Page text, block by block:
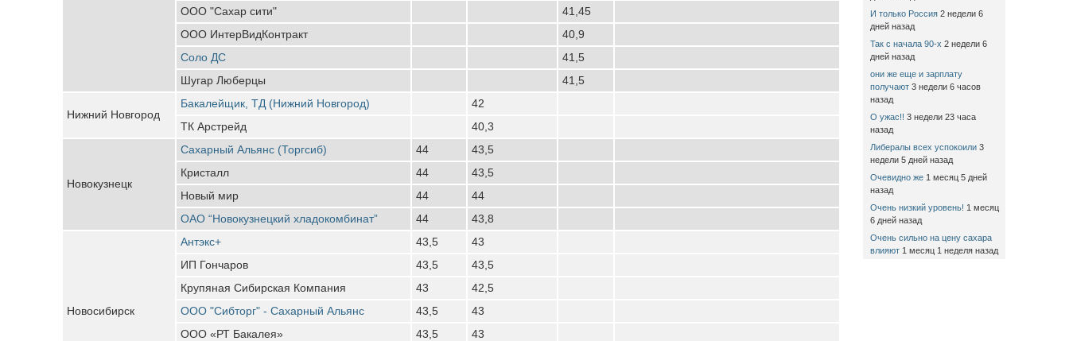
ООО "Сахар сити"
41,45
ООО ИнтерВидКонтракт
40,9
Соло ДС
41,5
Шугар Люберцы
41,5
Нижний Новгород
Бакалейщик, ТД (Нижний Новгород)
42
ТК Арстрейд
40,3
Новокузнецк
Сахарный Альянс (Торгсиб) 44
43,5
Кристалл
44
43,5
Новый мир
44
44
ОАО “Новокузнецкий хладокомбинат”
44 43,8
Новосибирск
Антэкс+ 43,5
43
ИП Гончаров
43,5
43,5
Крупяная Сибирская Компания
43
42,5
ООО "Сибторг" - Сахарный Альянс
43,5
43
ООО «РТ Бакалея»
43,5
43
И только Россия 2 недели 6
дней назад
Так с начала 90-х 2 недели 6
дней назад
они же еще и зарплату
получают 3 недели 6 часов
назад
О ужас!! 3 недели 23 часа
назад
Либералы всех успокоили 3
недели 5 дней назад
Очевидно же 1 месяц 5 дней
назад
Очень низкий уровень! 1 месяц
6 дней назад
Очень сильно на цену сахара
влияют 1 месяц 1 неделя назад